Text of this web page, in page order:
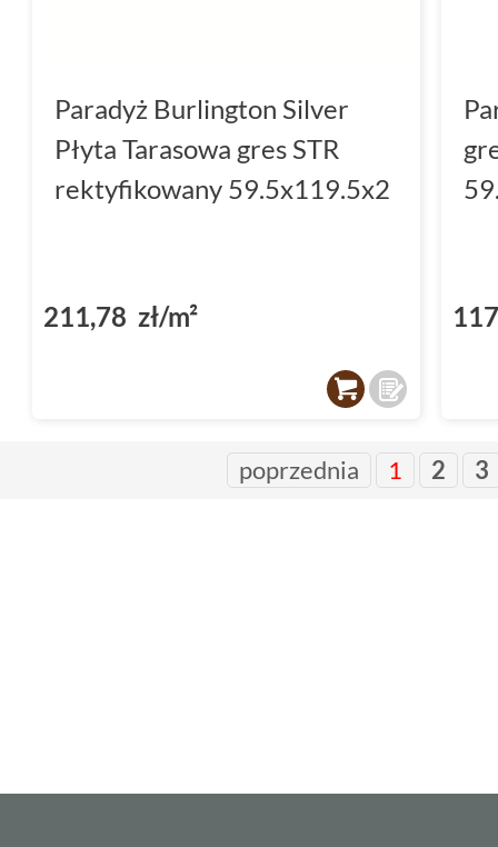
Paradyż Burlington Silver
Płyta Tarasowa gres STR
rektyfikowany 59.5x119.5x2
211,78 zł/m²
poprzednia 1 2 3